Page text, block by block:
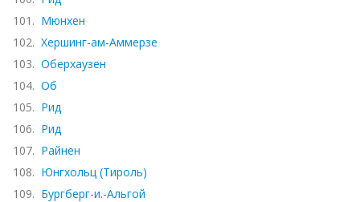
101. Мюнхен
102. Хершинг-ам-Аммерзе
103. Оберхаузен
104. Об
105. Рид
106. Рид
107. Райнен
108. Юнгхольц (Тироль)
109. Бургберг-и.-Альгой